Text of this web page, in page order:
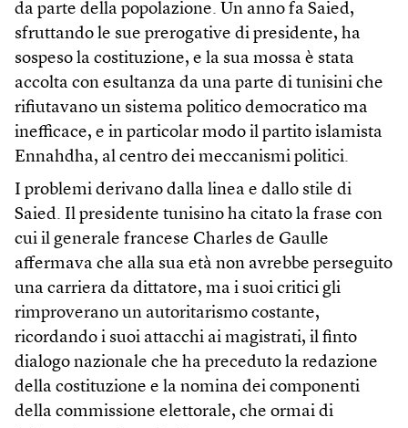
da parte della popolazione. Un anno fa Saied,
sfruttando le sue prerogative di presidente, ha
sospeso la costituzione, e la sua mossa è stata
accolta con esultanza da una parte di tunisini che
rifiutavano un sistema politico democratico ma
inefficace, e in particolar modo il partito islamista
Ennahdha, al centro dei meccanismi politici.
I problemi derivano dalla linea e dallo stile di
Saied. Il presidente tunisino ha citato la frase con
cui il generale francese Charles de Gaulle
affermava che alla sua età non avrebbe perseguito
una carriera da dittatore, ma i suoi critici gli
rimproverano un autoritarismo costante,
ricordando i suoi attacchi ai magistrati, il finto
dialogo nazionale che ha preceduto la redazione
della costituzione e la nomina dei componenti
della commissione elettorale, che ormai di